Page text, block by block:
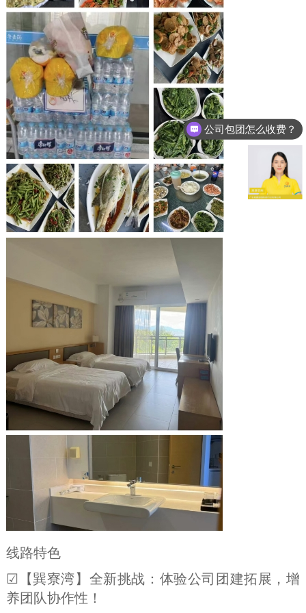
线路特色
☑【巽寮湾】全新挑战：体验公司团建拓展，增
养团队协作性！
公司包团怎么收费？
你们能代办签证不？